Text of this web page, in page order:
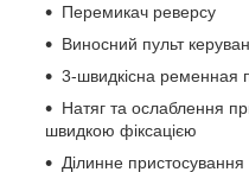
Перемикач реверсу
Виносний пульт
3-швидкісна ременная
Натяг та ослаблення
швидкою фіксацією
Ділинне пристосування